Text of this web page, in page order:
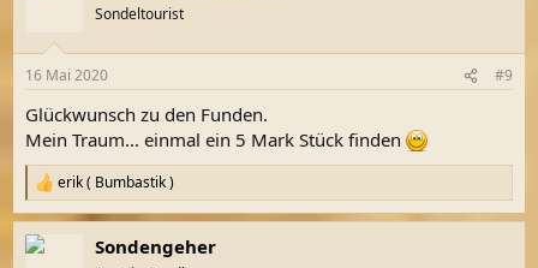
e
:
Sondeltourist
16 Mai 2020 #9
Glückwunsch zu den Funden.
Mein Traum... einmal ein 5 Mark Stück finden
R
e
a
k
erik ( Bumbastik )
Sondengeher